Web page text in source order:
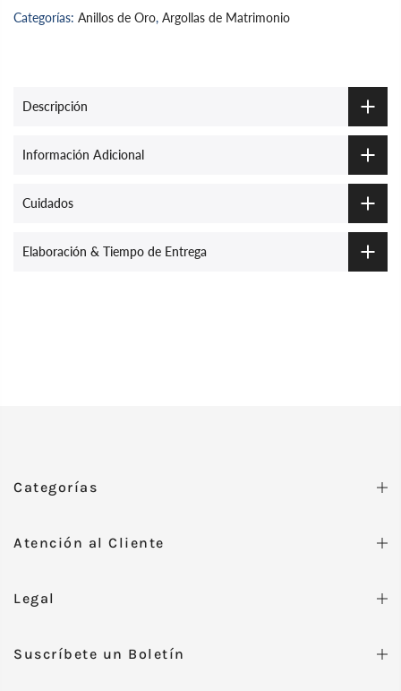
Categorías: Anillos de Oro, Argollas de Matrimonio
Descripción
Información Adicional
Cuidados
Elaboración & Tiempo de Entrega
Categorías
Atención al Cliente
Legal
Suscríbete un Boletín